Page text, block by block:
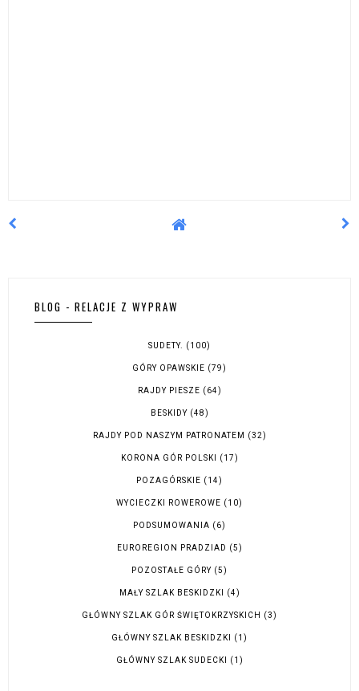
BLOG - RELACJE Z WYPRAW
SUDETY. (100)
GÓRY OPAWSKIE (79)
RAJDY PIESZE (64)
BESKIDY (48)
RAJDY POD NASZYM PATRONATEM (32)
KORONA GÓR POLSKI (17)
POZAGÓRSKIE (14)
WYCIECZKI ROWEROWE (10)
PODSUMOWANIA (6)
EUROREGION PRADZIAD (5)
POZOSTAŁE GÓRY (5)
MAŁY SZLAK BESKIDZKI (4)
GŁÓWNY SZLAK GÓR ŚWIĘTOKRZYSKICH (3)
GŁÓWNY SZLAK BESKIDZKI (1)
GŁÓWNY SZLAK SUDECKI (1)